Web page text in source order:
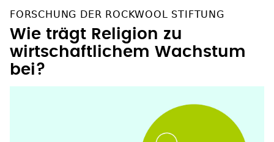
FORSCHUNG DER ROCKWOOL STIFTUNG
Wie trägt Religion zu
wirtschaftlichem Wachstum
bei?